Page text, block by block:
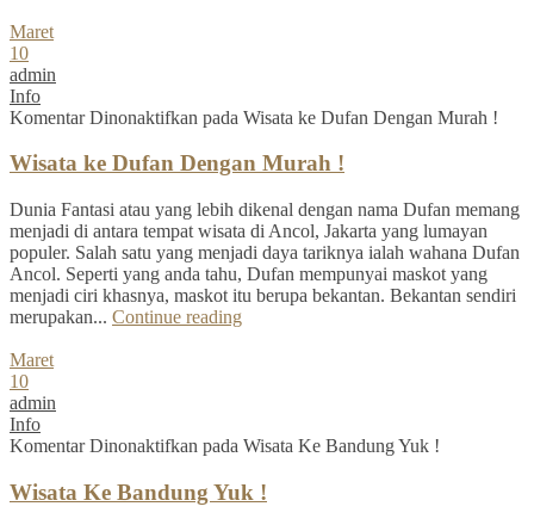
Maret
10
admin
Info
Komentar Dinonaktifkan pada Wisata ke Dufan Dengan Murah !
Wisata ke Dufan Dengan Murah !
Dunia Fantasi atau yang lebih dikenal dengan nama Dufan memang
menjadi di antara tempat wisata di Ancol, Jakarta yang lumayan
populer. Salah satu yang menjadi daya tariknya ialah wahana Dufan
Ancol. Seperti yang anda tahu, Dufan mempunyai maskot yang
menjadi ciri khasnya, maskot itu berupa bekantan. Bekantan sendiri
merupakan... Continue reading
Maret
10
admin
Info
Komentar Dinonaktifkan pada Wisata Ke Bandung Yuk !
Wisata Ke Bandung Yuk !